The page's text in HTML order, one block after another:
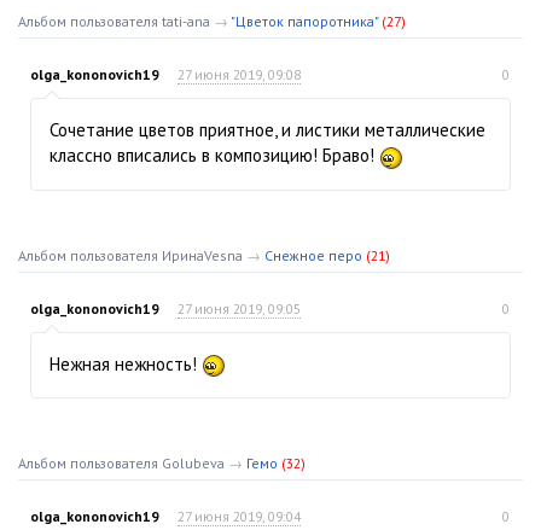
Альбом пользователя tati-ana → "Цветок папоротника" (27)
olga_kononovich19 27 июня 2019, 09:08 0
Сочетание цветов приятное, и листики металлические
классно вписались в композицию! Браво!
Альбом пользователя ИринаVesna → Снежное перо (21)
olga_kononovich19 27 июня 2019, 09:05 0
Нежная нежность!
Альбом пользователя Golubeva → Гемо (32)
olga_kononovich19 27 июня 2019, 09:04 0